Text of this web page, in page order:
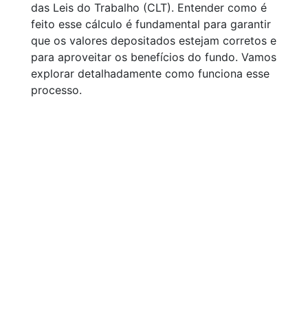
das Leis do Trabalho (CLT). Entender como é
feito esse cálculo é fundamental para garantir
que os valores depositados estejam corretos e
para aproveitar os benefícios do fundo. Vamos
explorar detalhadamente como funciona esse
processo.